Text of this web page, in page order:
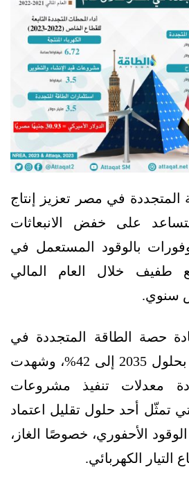
في مصر تعزيز إنتاج
لتساعد على خفض الانبعاثات
بالوقود المستعمل في
طفيف خلال العام المالي
سنوي.
حصة الطاقة المتجددة في
مزيج توليد الكهرباء بحلول 2035 إلى 42%، وشهدت
معدلات تنفيذ مشروعات
تمثّل أحد حلول تقليل اعتماد
الأحفوري، خصوصًا الغاز،
الكهربائي.